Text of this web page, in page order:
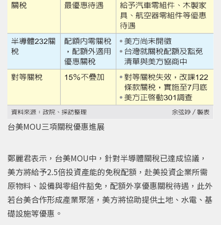
台美MOU三項關稅優惠進展
鄭麗君表示，台美MOU中，針對半導體關稅已達成協議，
美方將給予2.5倍投資產能的免稅配額，赴美投資企業所需
原物料、設備與零組件豁免，配額外享優惠關稅待遇，此外
若台美合作形成產業聚落，美方將協助提供土地、水電、基
礎設施等優惠。